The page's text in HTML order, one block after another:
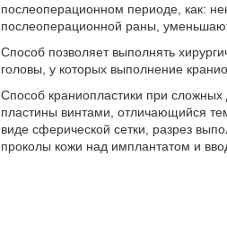
послеоперационном периоде, как:
послеоперационной раны,
Способ позволяет выполнять
головы, у которых выполнение
Способ краниопластики при
пластины винтами, отличающийся
виде сферической сетки, разрез
проколы кожи над имплантатом и